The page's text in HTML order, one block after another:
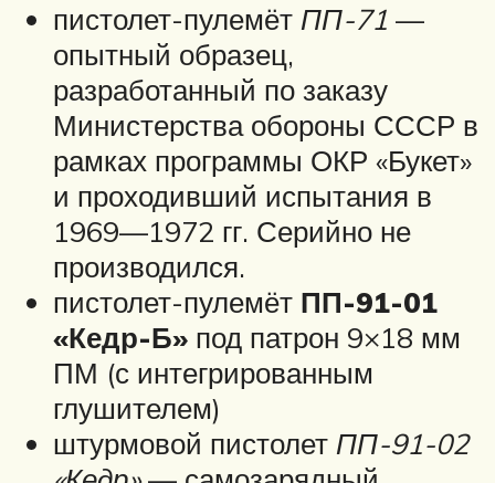
пистолет-пулемёт ПП-71 —
опытный образец,
разработанный по заказу
Министерства обороны СССР в
рамках программы ОКР «Букет»
и проходивший испытания в
1969—1972 гг. Серийно не
производился.
пистолет-пулемёт ПП-91-01
«Кедр-Б» под патрон 9×18 мм
ПМ (с интегрированным
глушителем)
штурмовой пистолет ПП-91-02